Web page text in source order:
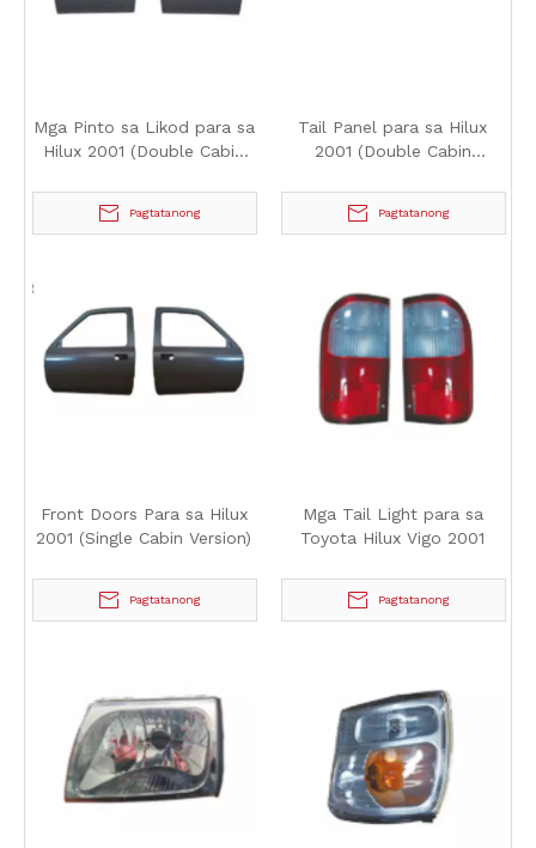
Mga Pinto sa Likod para sa
Hilux 2001 (Double Cabin
Pagtatanong
Tail Panel para sa Hilux
2001 (Double Cabin
Pagtatanong
Front Doors Para sa Hilux
2001 (Single Cabin Version)
Pagtatanong
Mga Tail Light para sa
Toyota Hilux Vigo 2001
Pagtatanong